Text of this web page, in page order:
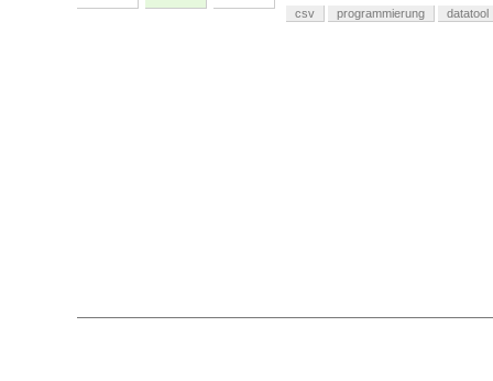
csv programmierung datatool